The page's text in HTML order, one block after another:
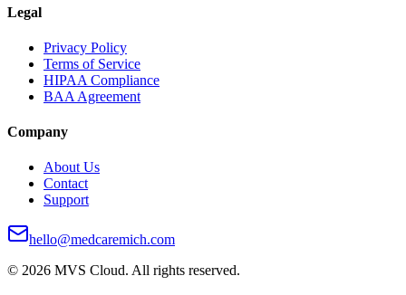
Legal
Privacy Policy
Terms of Service
HIPAA Compliance
BAA Agreement
Company
About Us
Contact
Support
hello@medcaremich.com
© 2026 MVS Cloud. All rights reserved.